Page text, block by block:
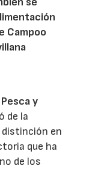
Campoo
y
de la
distinción en
que ha
de los